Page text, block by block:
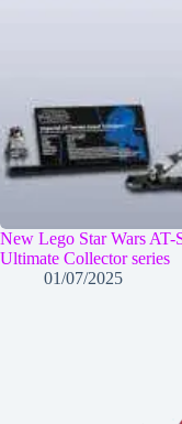
New Lego Star Wars AT-
Ultimate Collector series
01/07/2025